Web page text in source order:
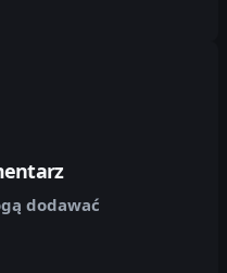
dodawać